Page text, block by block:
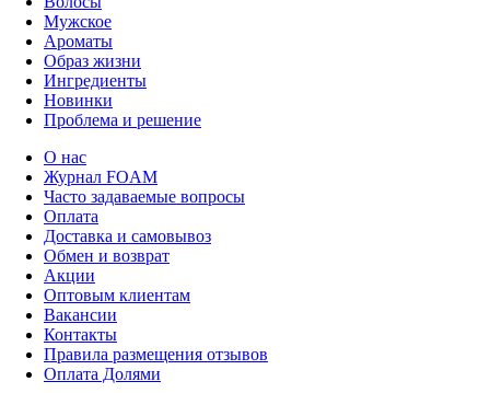
Мужское
Ароматы
Образ жизни
Ингредиенты
Новинки
Проблема и решение
О нас
Журнал FOAM
Часто задаваемые вопросы
Оплата
Доставка и самовывоз
Обмен и возврат
Акции
Оптовым клиентам
Вакансии
Контакты
Правила размещения отзывов
Оплата Долями